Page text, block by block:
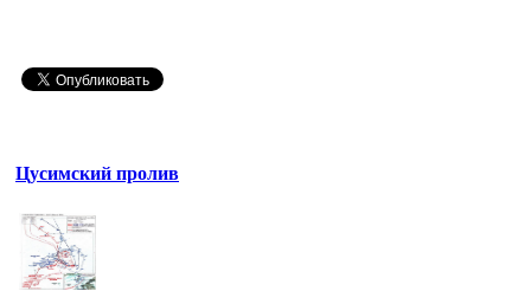
Цусимcкий пролив